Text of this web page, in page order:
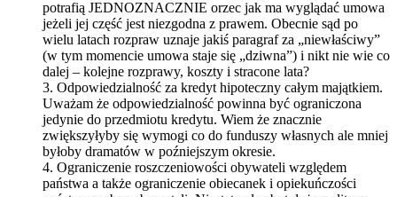
potrafią JEDNOZNACZNIE orzec jak ma wyglądać umowa
jeżeli jej część jest niezgodna z prawem. Obecnie sąd po
wielu latach rozpraw uznaje jakiś paragraf za „niewłaściwy”
(w tym momencie umowa staje się „dziwna”) i nikt nie wie co
dalej – kolejne rozprawy, koszty i stracone lata?
3. Odpowiedzialność za kredyt hipoteczny całym majątkiem.
Uważam że odpowiedzialność powinna być ograniczona
jedynie do przedmiotu kredytu. Wiem że znacznie
zwiększyłyby się wymogi co do funduszy własnych ale mniej
byłoby dramatów w poźniejszym okresie.
4. Ograniczenie roszczeniowości obywateli względem
państwa a także ograniczenie obiecanek i opiekuńczości